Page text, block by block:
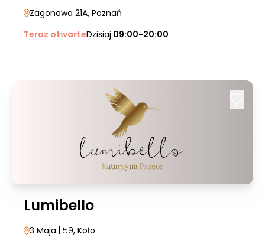
Zagonowa 21A, Poznań
Teraz otwarteDzisiaj:09:00-20:00
Lumibello
3 Maja | 59, Koło